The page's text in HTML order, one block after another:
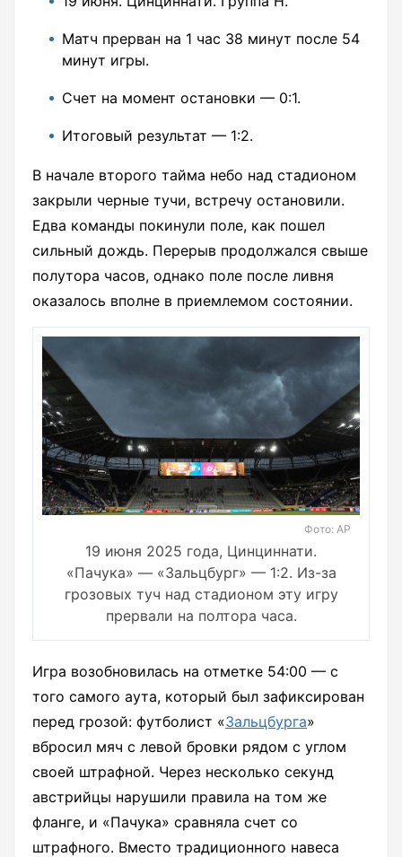
Матч прерван на 1 час 38 минут после 54
минут игры.
Счет на момент остановки — 0:1.
Итоговый результат — 1:2.
В начале второго тайма небо над стадионом
закрыли черные тучи, встречу остановили.
Едва команды покинули поле, как пошел
сильный дождь. Перерыв продолжался свыше
полутора часов, однако поле после ливня
оказалось вполне в приемлемом состоянии.
Фото: АР
19 июня 2025 года, Цинциннати.
«Пачука» — «Зальцбург» — 1:2. Из-за
грозовых туч над стадионом эту игру
прервали на полтора часа.
Игра возобновилась на отметке 54:00 — с
того самого аута, который был зафиксирован
перед грозой: футболист «Зальцбурга»
вбросил мяч с левой бровки рядом с углом
своей штрафной. Через несколько секунд
австрийцы нарушили правила на том же
фланге, и «Пачука» сравняла счет со
штрафного. Вместо традиционного навеса